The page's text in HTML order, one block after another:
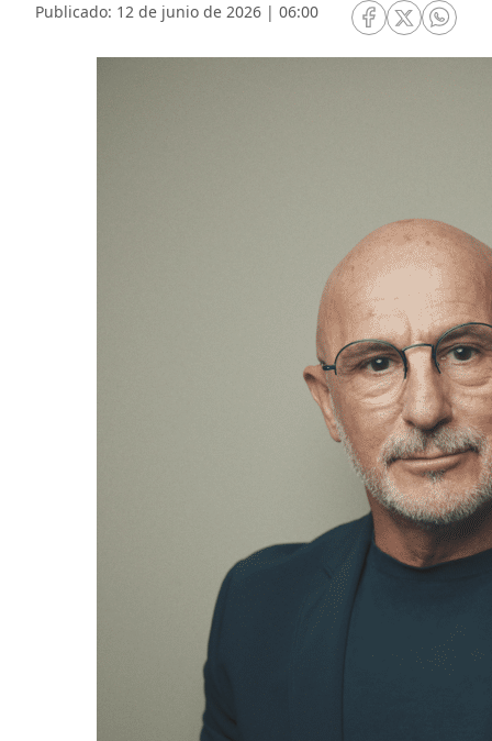
Publicado: 12 de junio de 2026 | 06:00
RRSS Facebook
RRSSRRSS